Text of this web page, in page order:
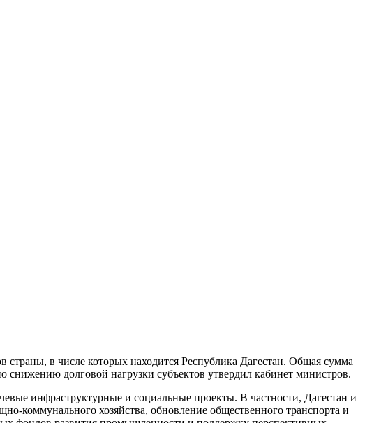
в числе которых находится Республика Дагестан. Общая сумма
долговой нагрузки субъектов утвердил кабинет министров.
инфраструктурные и социальные проекты. В частности, Дагестан и
коммунального хозяйства, обновление общественного транспорта и